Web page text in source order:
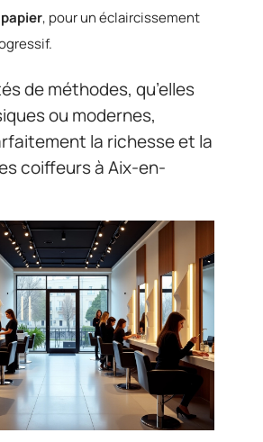
, pour un éclaircissement
de méthodes, qu’elles
ou modernes,
la richesse et la
coiffeurs à Aix-en-